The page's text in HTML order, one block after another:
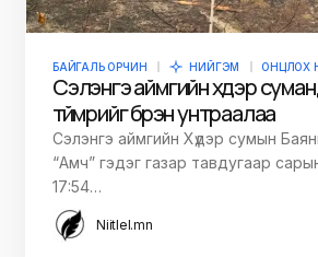
БАЙГАЛЬ ОРЧИН НИЙГЭМ ОНЦЛОХ
Сэлэнгэ аймгийн хүдэр
түймрийг бүрэн унтраалаа
Сэлэнгэ аймгийн Хүдэр сумын
“Амч” гэдэг газар тавдугаар
17:54…
Niitlel.mn